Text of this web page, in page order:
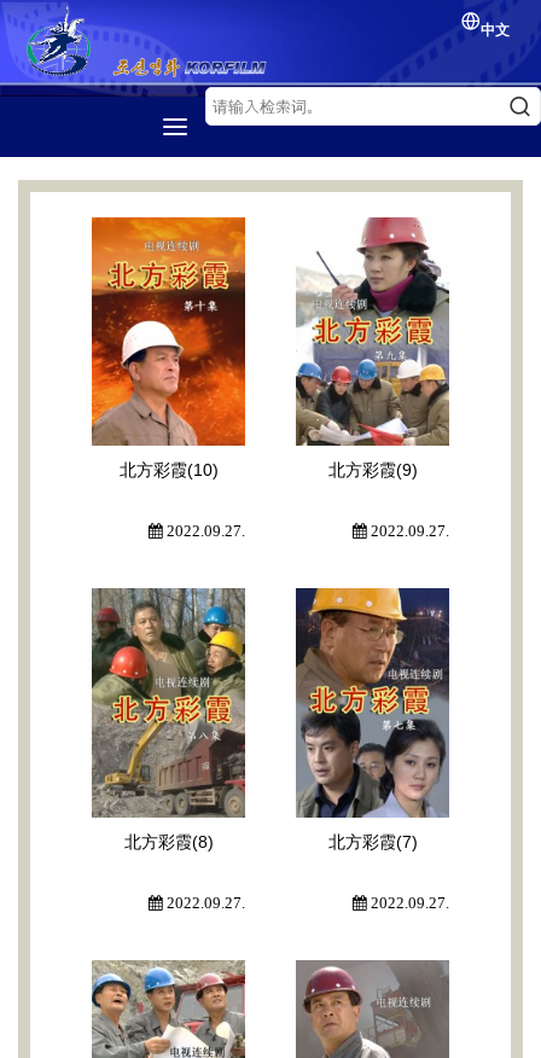
中文
首页
朝鲜电影
电影交流
北方彩霞(10)
2022.09.27.
北方彩霞(9)
2022.09.27.
北方彩霞(8)
2022.09.27.
北方彩霞(7)
2022.09.27.